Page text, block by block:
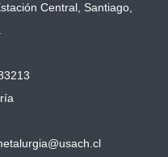
Central, Santiago,